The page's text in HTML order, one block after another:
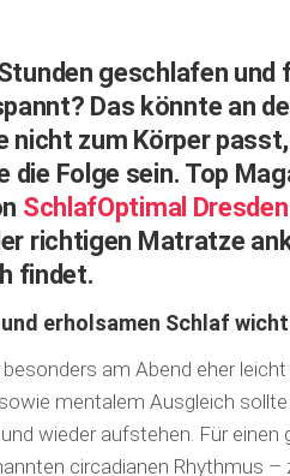
geschlafen und
Das könnte an
nicht zum Körper
Folge sein. Top
SchlafOptimal Dresden
richtigen Matratze
findet.
erholsamen Schlaf
am Abend eher
mentalem Ausgleich
wieder aufstehen. Für
circadianen Rhythmus –